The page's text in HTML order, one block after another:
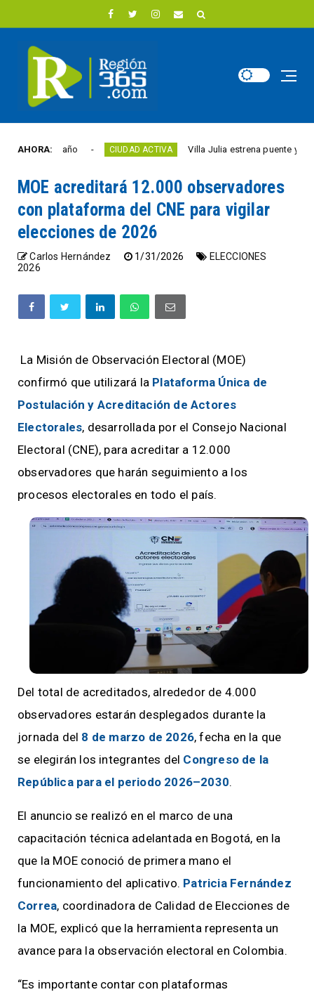
AHORA:
este año CIUDAD ACTIVA Villa Julia estrena puente y espacios
MOE acreditará 12.000 observadores
con plataforma del CNE para vigilar
elecciones de 2026
Carlos Hernández 1/31/2026
ELECCIONES
2026
La Misión de Observación Electoral (MOE)
confirmó que utilizará la Plataforma Única de
Postulación y Acreditación de Actores
Electorales, desarrollada por el Consejo Nacional
Electoral (CNE), para acreditar a 12.000
observadores que harán seguimiento a los
procesos electorales en todo el país.
Del total de acreditados, alrededor de 4.000
observadores estarán desplegados durante la
jornada del 8 de marzo de 2026, fecha en la que
se elegirán los integrantes del Congreso de la
República para el periodo 2026–2030.
El anuncio se realizó en el marco de una
capacitación técnica adelantada en Bogotá, en la
que la MOE conoció de primera mano el
funcionamiento del aplicativo. Patricia Fernández
Correa, coordinadora de Calidad de Elecciones de
la MOE, explicó que la herramienta representa un
avance para la observación electoral en Colombia.
“Es importante contar con plataformas